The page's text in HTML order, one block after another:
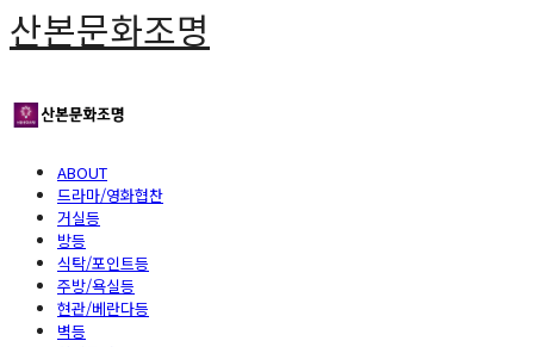
산본문화조명
ABOUT
드라마/영화협찬
거실등
방등
식탁/포인트등
주방/욕실등
현관/베란다등
벽등